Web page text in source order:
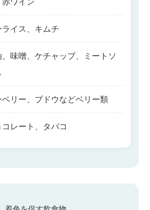
ライス、キムチ
味噌、ケチャップ、ミートソ
ベリー、ブドウなどベリー類
レート、タバコ